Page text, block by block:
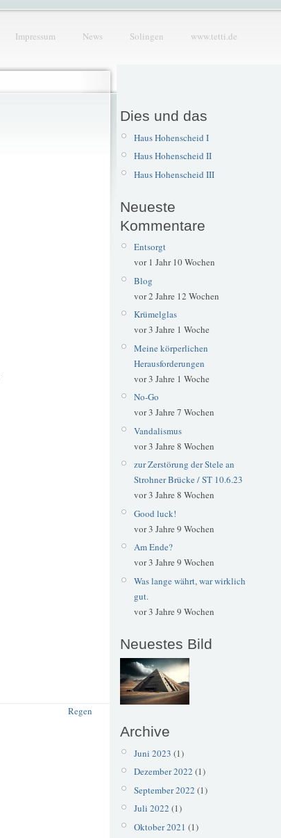
Impressum News Solingen www.tetti.de
Regen
Dies und das
Haus Hohenscheid I
Haus Hohenscheid II
Haus Hohenscheid III
Neueste
Kommentare
Entsorgt
vor 1 Jahr 10 Wochen
Blog
vor 2 Jahre 12 Wochen
Krümelglas
vor 3 Jahre 1 Woche
Meine körperlichen
Herausforderungen
vor 3 Jahre 1 Woche
No-Go
vor 3 Jahre 7 Wochen
Vandalismus
vor 3 Jahre 8 Wochen
zur Zerstörung der Stele an
Strohner Brücke / ST 10.6.23
vor 3 Jahre 8 Wochen
Good luck!
vor 3 Jahre 9 Wochen
Am Ende?
vor 3 Jahre 9 Wochen
Was lange währt, war wirklich
gut.
vor 3 Jahre 9 Wochen
Neuestes Bild
Archive
Juni 2023 (1)
Dezember 2022 (1)
September 2022 (1)
Juli 2022 (1)
Oktober 2021 (1)